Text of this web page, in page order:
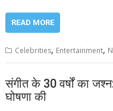
READ MORE
Celebrities, Entertainment,
संगीत के 30 वर्षों का
घोषणा की